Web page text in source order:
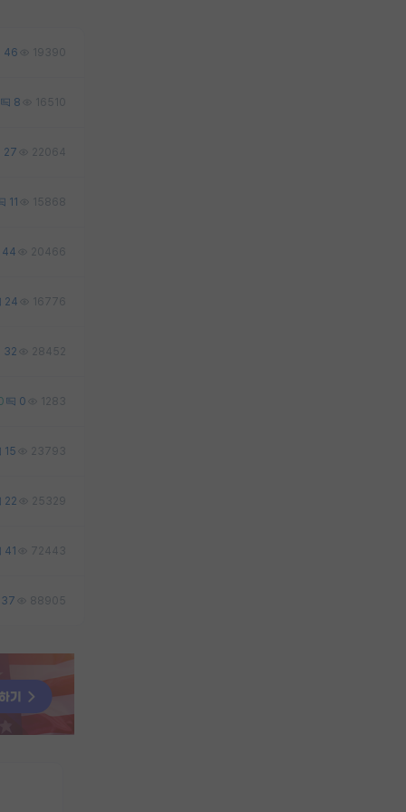
46 19390
8 16510
27 22064
11 15868
44 20466
24 16776
32 28452
0 1283
15 23793
22 25329
41 72443
37 88905